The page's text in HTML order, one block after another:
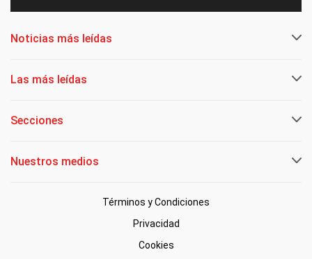
Noticias más leídas
Las más leídas
Secciones
Nuestros medios
Términos y Condiciones
Privacidad
Cookies